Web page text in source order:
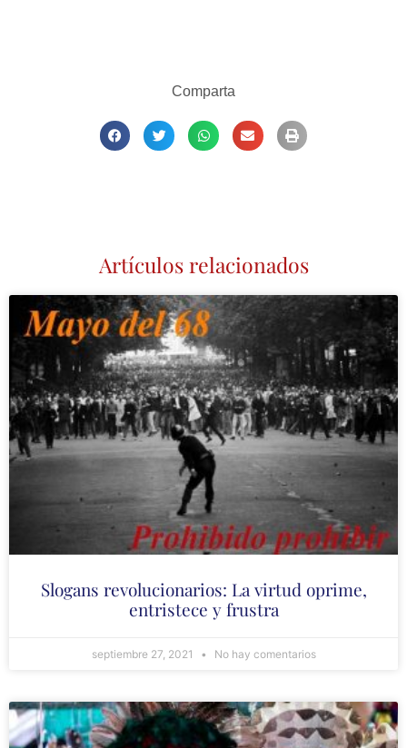
Comparta
Artículos relacionados
Slogans revolucionarios: La virtud oprime,
entristece y frustra
septiembre 27, 2021 No hay comentarios